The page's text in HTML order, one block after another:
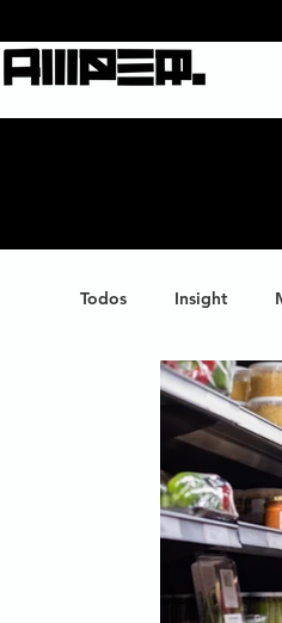
Todos Insight
Negócios
Marketing de